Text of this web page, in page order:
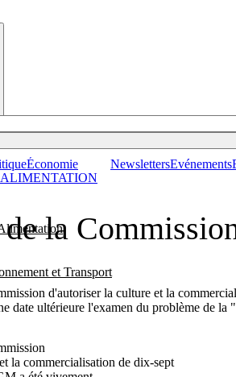
et Transport
Économie NewslettersEvénements
la
d'autoriser la culture et la
date ultérieure l'examen du problème de la
la commercialisation de dix-sept